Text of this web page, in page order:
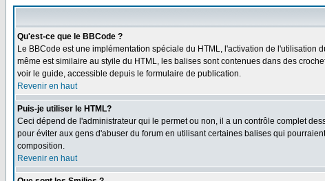
Qu'est-ce que le BBCode ?
Le BBCode est une implémentation spéciale du HTML, l'activation de
même est similaire au styile du HTML, les balises sont contenues dans des
voir le guide, accessible depuis le formulaire de publication.
Revenir en haut
Puis-je utiliser le HTML?
Ceci dépend de l'administrateur qui le permet ou non, il a un contrôle complet
pour éviter aux gens d'abuser du forum en utilisant certaines balises qui
composition.
Revenir en haut